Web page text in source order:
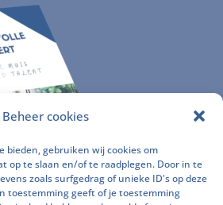
Beheer cookies
bieden, gebruiken wij cookies om
op te slaan en/of te raadplegen. Door in te
zoals surfgedrag of unieke ID's op deze
toestemming geeft of je toestemming